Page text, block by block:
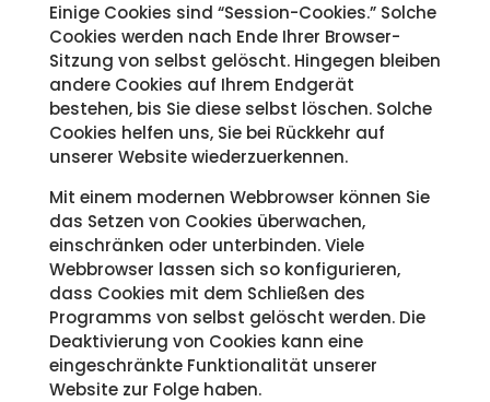
Einige Cookies sind “Session-Cookies.” Solche
Cookies werden nach Ende Ihrer Browser-
Sitzung von selbst gelöscht. Hingegen bleiben
andere Cookies auf Ihrem Endgerät
bestehen, bis Sie diese selbst löschen. Solche
Cookies helfen uns, Sie bei Rückkehr auf
unserer Website wiederzuerkennen.
Mit einem modernen Webbrowser können Sie
das Setzen von Cookies überwachen,
einschränken oder unterbinden. Viele
Webbrowser lassen sich so konfigurieren,
dass Cookies mit dem Schließen des
Programms von selbst gelöscht werden. Die
Deaktivierung von Cookies kann eine
eingeschränkte Funktionalität unserer
Website zur Folge haben.